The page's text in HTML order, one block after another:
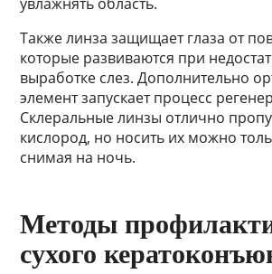
Также линза защищает глаза от
которые развиваются при
выработке слез. Дополнительно
элемент запускает процесс
Склеральные линзы отлично
кислород, но носить их можно
снимая на ночь.
Методы
сухого